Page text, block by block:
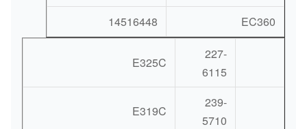
EC360
14516448
227-
6115
E325C
239-
5710
E319C